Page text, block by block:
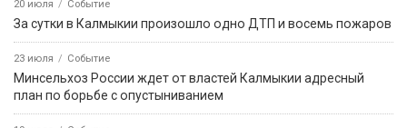
20 июля Событие
За сутки в Калмыкии произошло одно ДТП и восемь пожаров
23 июля Событие
Минсельхоз России ждет от властей Калмыкии адресный
план по борьбе с опустыниванием